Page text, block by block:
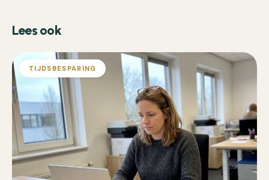
Lees ook
TIJDSBESPARING